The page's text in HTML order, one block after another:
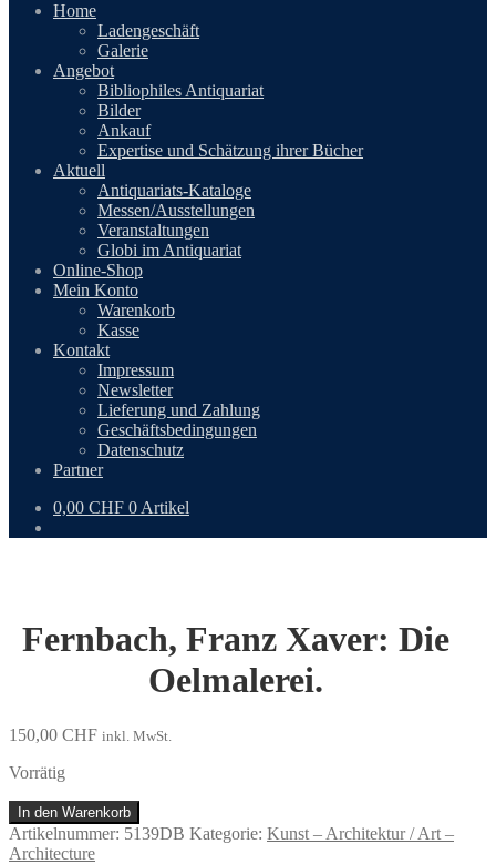
Home
Ladengeschäft
Galerie
Angebot
Bibliophiles Antiquariat
Bilder
Ankauf
Expertise und Schätzung ihrer Bücher
Aktuell
Antiquariats-Kataloge
Messen/Ausstellungen
Veranstaltungen
Globi im Antiquariat
Online-Shop
Mein Konto
Warenkorb
Kasse
Kontakt
Impressum
Newsletter
Lieferung und Zahlung
Geschäftsbedingungen
Datenschutz
Partner
0,00 CHF 0 Artikel
Fernbach, Franz Xaver: Die
Oelmalerei.
150,00 CHF inkl. MwSt.
Vorrätig
Fernbach,
Franz
Xaver:
In den Warenkorb
Artikelnummer: 5139DB Kategorie: Kunst – Architektur / Art –
Architecture